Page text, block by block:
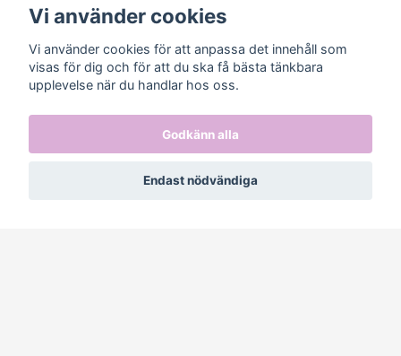
Sociala medier
Prenumerera på vårt nyhetsbrev
Vi använder cookies
Vi använder cookies för att anpassa det innehåll som
visas för dig och för att du ska få bästa tänkbara
upplevelse när du handlar hos oss.
Godkänn alla
Endast nödvändiga